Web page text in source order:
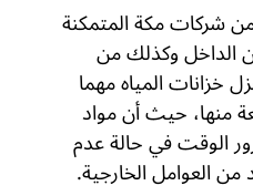
شركات مكة المتمكنة
الداخل وكذلك من
خزانات المياه مهما
منها، حيث أن مواد
الوقت في حالة عدم
العوامل الخارجية.